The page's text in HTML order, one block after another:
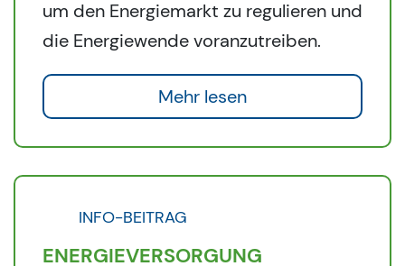
um den Energiemarkt zu regulieren und
die Energiewende voranzutreiben.
Mehr lesen
INFO-BEITRAG
ENERGIEVERSORGUNG